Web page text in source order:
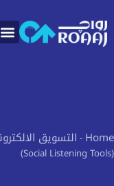
إلى
المحتوى
Home
- التسويق
(Social Listening Tools)